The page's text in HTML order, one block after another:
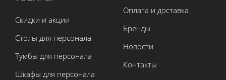
Скидки и акции
Столы для персонала
Тумбы для персонала
Шкафы для персонала
Оплата и доставка
Бренды
Новости
Контакты